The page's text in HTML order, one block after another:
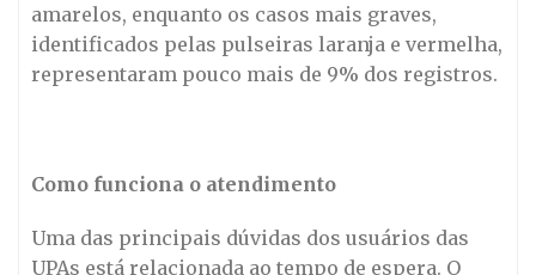
amarelos, enquanto os casos mais graves,
identificados pelas pulseiras laranja e vermelha,
representaram pouco mais de 9% dos registros.
Como funciona o atendimento
Uma das principais dúvidas dos usuários das
UPAs está relacionada ao tempo de espera. O